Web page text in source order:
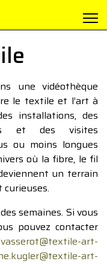
une vidéothèque
le textile et l’art à
installations, des
et des visites
ou moins longues
où la fibre, le fil
un terrain
curieuses.
semaines. Si vous
pouvez contacter
art-
art-